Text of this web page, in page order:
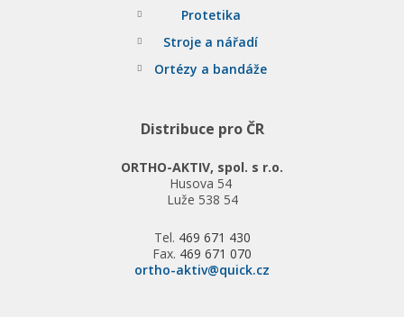
Protetika
Stroje a nářadí
Ortézy a bandáže
Distribuce pro ČR
ORTHO-AKTIV, spol. s r.o.
Husova 54
Luže 538 54
Tel. 469 671 430
Fax. 469 671 070
ortho-aktiv@quick.cz